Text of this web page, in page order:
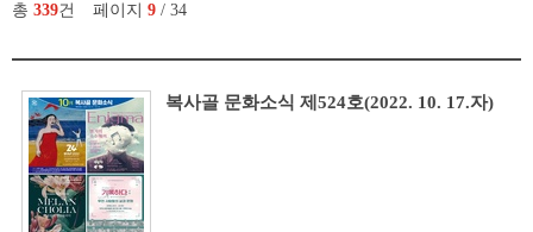
총 339건 페이지 9 / 34
복사골 문화소식 제524호(2022. 10. 17.자)